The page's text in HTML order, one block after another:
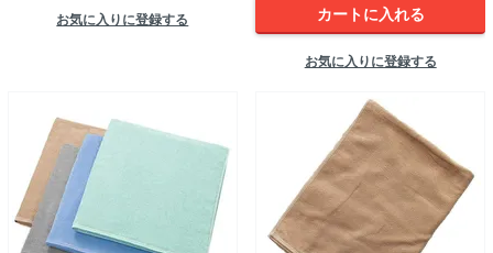
お気に入りに登録する カートに入れる
お気に入りに登録する